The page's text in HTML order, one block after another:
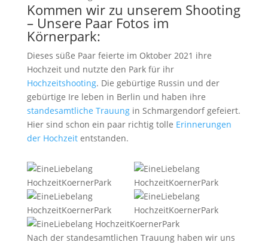
Kommen wir zu unserem Shooting
– Unsere Paar Fotos im
Körnerpark:
Dieses süße Paar feierte im Oktober 2021 ihre
Hochzeit und nutzte den Park für ihr
Hochzeitshooting. Die gebürtige Russin und der
gebürtige Ire leben in Berlin und haben ihre
standesamtliche Trauungin Schmargendorf gefeiert.
Hier sind schon ein paar richtig tolle Erinnerungen
der Hochzeitentstanden.
Nach der standesamtlichen Trauung haben wir uns